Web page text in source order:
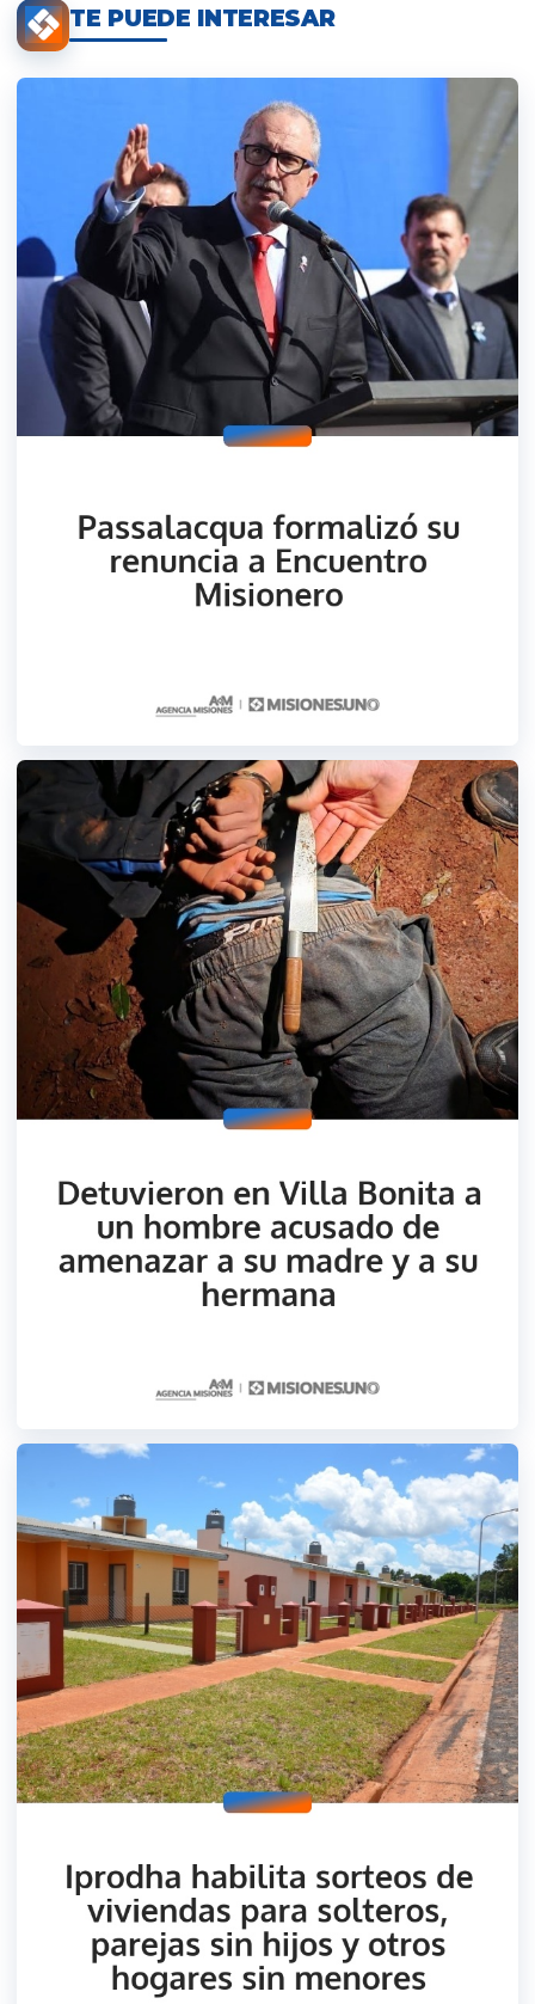
TE PUEDE INTERESAR